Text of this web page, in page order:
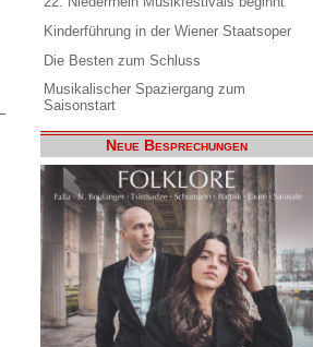
Kinderführung in der Wiener Staatsoper
Die Besten zum Schluss
Musikalischer Spaziergang zum
Saisonstart
Neue Besprechungen